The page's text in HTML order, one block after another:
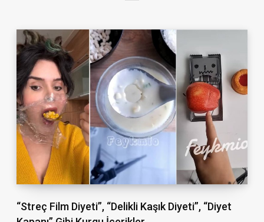
“Streç Film Diyeti”, “Delikli Kaşık Diyeti”, “Diyet